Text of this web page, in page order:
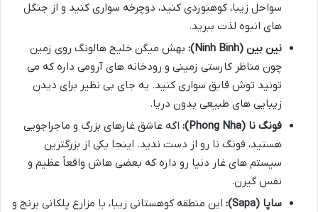
سواحل زیبا، کوهنوردی کنید، دوچرخه سواری کنید و از جنگل
های انبوه لذت ببرید.
نین بین (Ninh Binh):
بهش میگن خلیج هالونگ روی زمین
چون مناظر کارستی زمینی و رودخانه های آرومی داره که می
تونید توش قایق سواری کنید. یه جای بی نظیر برای دیدن
زیبایی های طبیعی بدون دریا.
فونگ نا (Phong Nha):
اگه عاشق غارهای بزرگ و ماجراجویی
هستید، فونگ نا رو از دست ندید. اینجا یکی از بزرگترین
سیستم های غار دنیا رو داره که بعضی هاش واقعاً عظیم و
نفس گیرن.
ساپا (Sapa):
این منطقه کوهستانی زیبا، با مزارع پلکانی برنج و